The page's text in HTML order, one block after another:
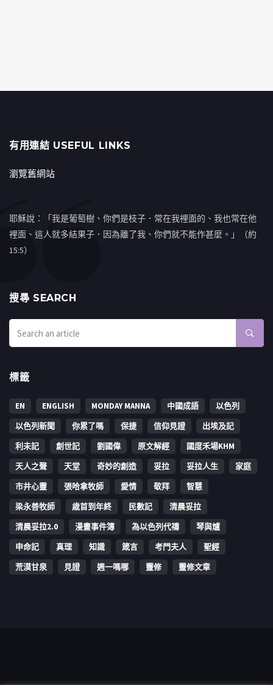
有用連結 USEFUL LINKS
瀏覽舊網站
耶穌說：「我是葡萄樹、你們是枝子．常在我裡面的、我也常在他
裡面、這人就多結果子．因為離了我、你們就不能作甚麼。」（約
15:5）
搜㝷 SEARCH
標籤
EN ENGLISH MONDAY MANNA 中國成語
以色列
以色列新聞
你累了嗎 保捷 信仰見證
出埃及記
利未記
創世記 劉國偉 原文解經
國度禾場KHM
天人之聲
天堂 奇妙的創造 妥拉 妥拉人生
家庭
市井心靈
張哈拿牧師 愛情 敬拜
智慧
梁永善牧師
歳首到年終 民數記
清晨妥拉
清晨妥拉2.0
漫畫事件簿 為以色列代禱
琴與爐
申命記
真理 知識 箴言 考門夫人
聖經
荒漠甘泉
見證 週一嗎哪 靈修 靈修文章